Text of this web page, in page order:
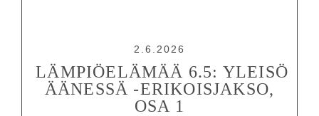
2.6.2026
LÄMPIÖELÄMÄÄ 6.5: YLEISÖ
ÄÄNESSÄ -ERIKOISJAKSO,
OSA 1